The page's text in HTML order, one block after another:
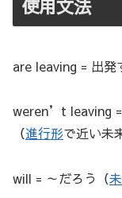
使用文法
are leaving = 出発
weren’t leaving =
（進行形で近い未
will = ～だろう（